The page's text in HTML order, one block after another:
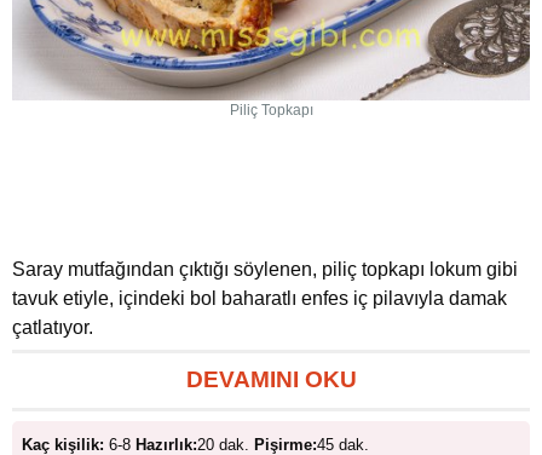
Piliç Topkapı
Saray mutfağından çıktığı söylenen, piliç topkapı lokum gibi
tavuk etiyle, içindeki bol baharatlı enfes iç pilavıyla damak
çatlatıyor.
DEVAMINI OKU
Kaç kişilik: 6-8 Hazırlık:20 dak. Pişirme:45 dak.